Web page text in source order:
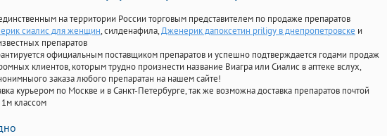
на территории России торговым представителем по продаже препаратов
сиалис для женщин, силденафила,Дженерик дапоксетин priligy в днепропетровске и
препаратов
официальным поставщиком препаратов и успешно подтверждается годами продаж
клиентов, которым трудно произнести название Виагра или Сиалис в аптеке вслух,
заказа любого препаратан на нашем сайте!
курьером по Москве и в Санкт-Петербурге, так же возможна доставка препаратов почтой
классом